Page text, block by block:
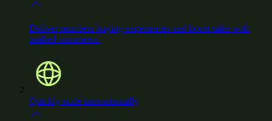
Deliver seamless buying experiences and boost sales with
unified commerce.
Quickly scale internationally